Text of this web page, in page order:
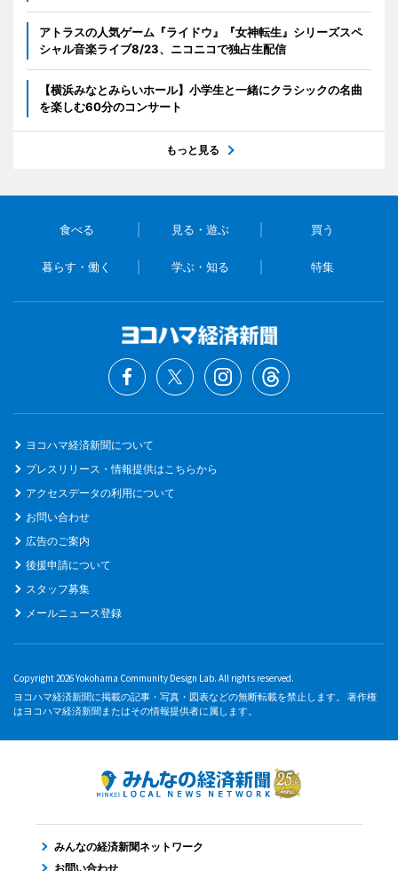
アトラスの人気ゲーム『ライドウ』『女神転生』シリーズスペ
シャル音楽ライブ8/23、ニコニコで独占生配信
【横浜みなとみらいホール】小学生と一緒にクラシックの名曲
を楽しむ60分のコンサート
もっと見る
食べる 見る・遊ぶ 買う
暮らす・働く 学ぶ・知る 特集
ヨコハマ経済新聞について
プレスリリース・情報提供はこちらから
アクセスデータの利用について
お問い合わせ
広告のご案内
後援申請について
スタッフ募集
メールニュース登録
Copyright 2026 Yokohama Community Design Lab. All rights reserved.
ヨコハマ経済新聞に掲載の記事・写真・図表などの無断転載を禁止します。 著作権
はヨコハマ経済新聞またはその情報提供者に属します。
みんなの経済新聞ネットワーク
お問い合わせ